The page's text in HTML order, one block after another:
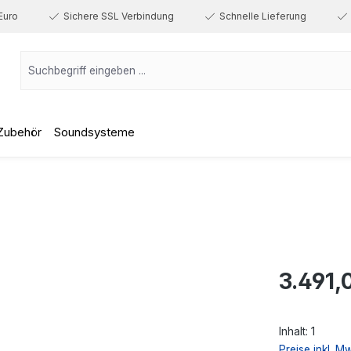
Sichere SSL Verbindung Schnelle Lieferung
Soundsysteme
Regulärer
Inhalt: 1